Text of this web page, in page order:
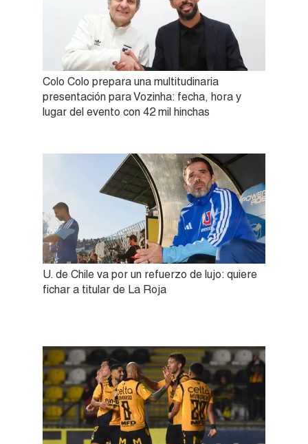
Colo Colo prepara una multitudinaria
presentación para Vozinha: fecha, hora y
lugar del evento con 42 mil hinchas
U. de Chile va por un refuerzo de lujo: quiere
fichar a titular de La Roja